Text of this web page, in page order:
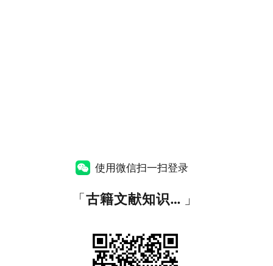
使用微信扫一扫登录
「 古籍文献知识图谱网 」